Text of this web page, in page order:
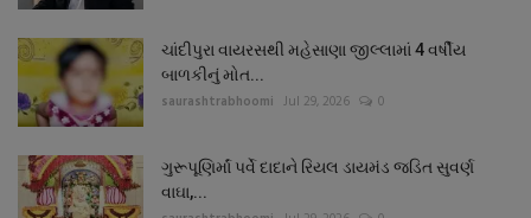
ચાંદીપુરા વાયરસથી મહેસાણા જીલ્લામાં 4 વર્ષીય
બાળકીનું મોત...
saurashtrabhoomi Jul 29, 2026 0
ગુરૂપૂણિર્માં પર્વે દાદાને રિયલ ડાયમંડ જડિત સુવર્ણ
વાઘા,...